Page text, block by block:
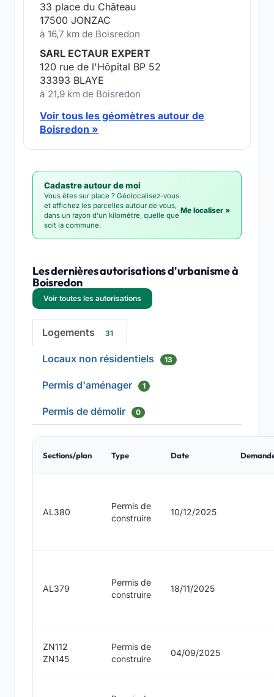
33 place du Château
17500 JONZAC
à 16,7 km de Boisredon
SARL ECTAUR EXPERT
120 rue de l'Hôpital BP 52
33393 BLAYE
à 21,9 km de Boisredon
Voir tous les géomètres autour de
Boisredon »
Cadastre autour de moi
Vous êtes sur place ? Géolocalisez-vous
et affichez les parcelles autour de vous,
dans un rayon d'un kilomètre, quelle que
soit la commune.
Me localiser »
Les dernières autorisations d'urbanisme à
Boisredon
Voir toutes les autorisations
Logements 31
Locaux non résidentiels 13
Permis d'aménager 1
Permis de démolir 0
Sections/plan Type Date
AL380
Permis de
construire
10/12/2025
AL379
Permis de
construire
18/11/2025
ZN112
ZN145
Permis de
construire
04/09/2025